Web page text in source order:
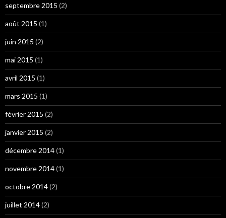
septembre 2015 (2)
août 2015 (1)
juin 2015 (2)
mai 2015 (1)
avril 2015 (1)
mars 2015 (1)
février 2015 (2)
janvier 2015 (2)
décembre 2014(1)
novembre 2014(1)
octobre 2014(2)
juillet 2014(2)